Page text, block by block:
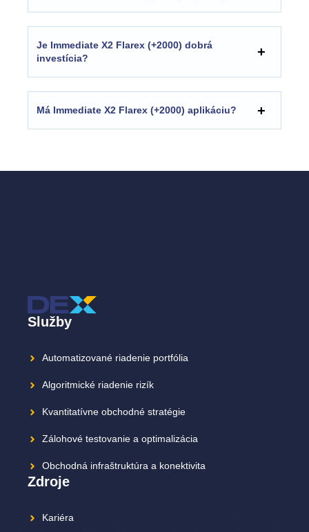
Je Immediate X2 Flarex (+2000) dobrá
investícia?
Má Immediate X2 Flarex (+2000) aplikáciu?
Služby
Automatizované riadenie portfólia
Algoritmické riadenie rizík
Kvantitatívne obchodné stratégie
Zálohové testovanie a optimalizácia
Obchodná infraštruktúra a konektivita
Zdroje
Kariéra